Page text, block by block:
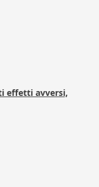
effetti avversi,